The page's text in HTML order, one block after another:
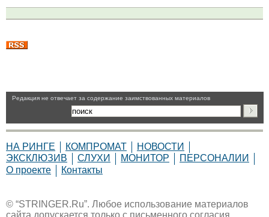
Pедакция не отвечает за содержание заимствованных материалов
НА РИНГЕ КОМПРОМАТ
НОВОСТИ
ЭКСКЛЮЗИВ
СЛУХИ МОНИТОР
ПЕРСОНАЛИИ
О проекте
Контакты
© “STRINGER.Ru”. Любое использование материалов
сайта допускается только с письменного согласия